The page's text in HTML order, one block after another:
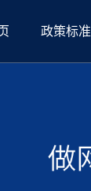
政策标准